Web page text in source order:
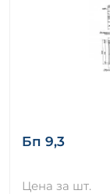
Бп 9,3
Цена за шт.